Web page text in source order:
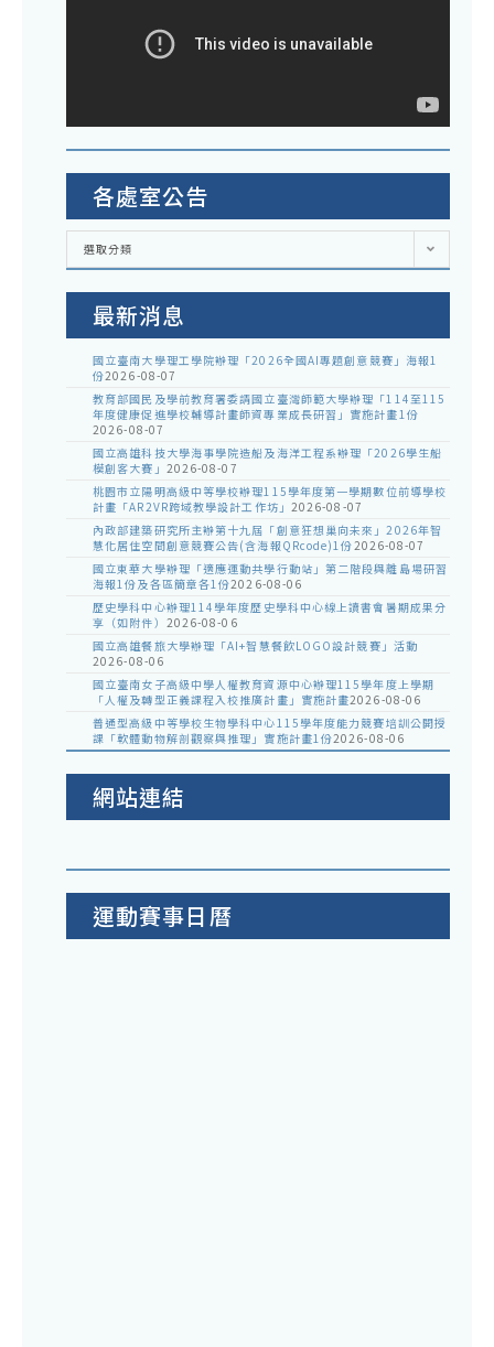
各處室公告
各
室
選取分類
最新消息
國立臺南大學理工學院辦理「2026全國AI專題創意競賽」海報1
份2026-08-07
教育部國民及學前教育署委請國立臺灣師範大學辦理「114至115
年度健康促進學校輔導計畫師資專業成長研習」實施計畫1份
2026-08-07
國立高雄科技大學海事學院造船及海洋工程系辦理「2026學生船
模創客大賽」 2026-08-07
桃園市立陽明高級中等學校辦理115學年度第一學期數位前導學校
計畫「AR2VR跨域教學設計工作坊」 2026-08-07
內政部建築研究所主辦第十九屆「創意狂想巢向未來」2026年智
慧化居住空間創意競賽公告(含海報QRcode)1份2026-08-07
國立東華大學辦理「適應運動共學行動站」第二階段與離島場研習
海報1份及各區簡章各1份2026-08-06
歷史學科中心辦理114學年度歷史學科中心線上讀書會暑期成果分
享（如附件） 2026-08-06
國立高雄餐旅大學辦理「AI+智慧餐飲LOGO設計競賽」活動
2026-08-06
國立臺南女子高級中學人權教育資源中心辦理115學年度上學期
「人權及轉型正義課程入校推廣計畫」實施計畫2026-08-06
普通型高級中等學校生物學科中心115學年度能力競賽培訓公開授
課「軟體動物解剖觀察與推理」實施計畫1份2026-08-06
網站連結
運動賽事日曆